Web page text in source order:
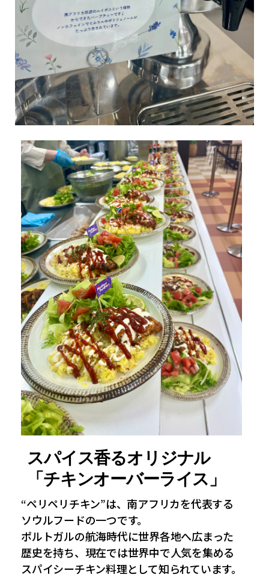
スパイス香るオリジナル
「チキンオーバーライス」
“ペリペリチキン”は、南アフリカを代表する
ソウルフードの一つです。
ポルトガルの航海時代に世界各地へ広まった
歴史を持ち、現在では世界中で人気を集める
スパイシーチキン料理として知られています。